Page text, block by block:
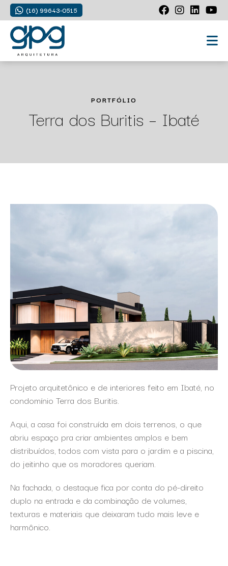
(16) 99643-0515
PORTFÓLIO
Terra dos Buritis – Ibaté
Projeto arquitetônico e de interiores feito em Ibaté, no
condomínio Terra dos Buritis.
Aqui, a casa foi construída em dois terrenos, o que
abriu espaço pra criar ambientes amplos e bem
distribuídos, todos com vista para o jardim e a piscina,
do jeitinho que os moradores queriam.
Na fachada, o destaque fica por conta do pé-direito
duplo na entrada e da combinação de volumes,
texturas e materiais que deixaram tudo mais leve e
harmônico.